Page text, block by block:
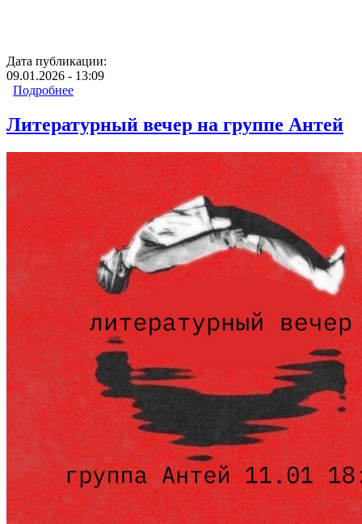
Дата публикации:
09.01.2026 - 13:09
Подробнее
Литературный вечер на группе Антей